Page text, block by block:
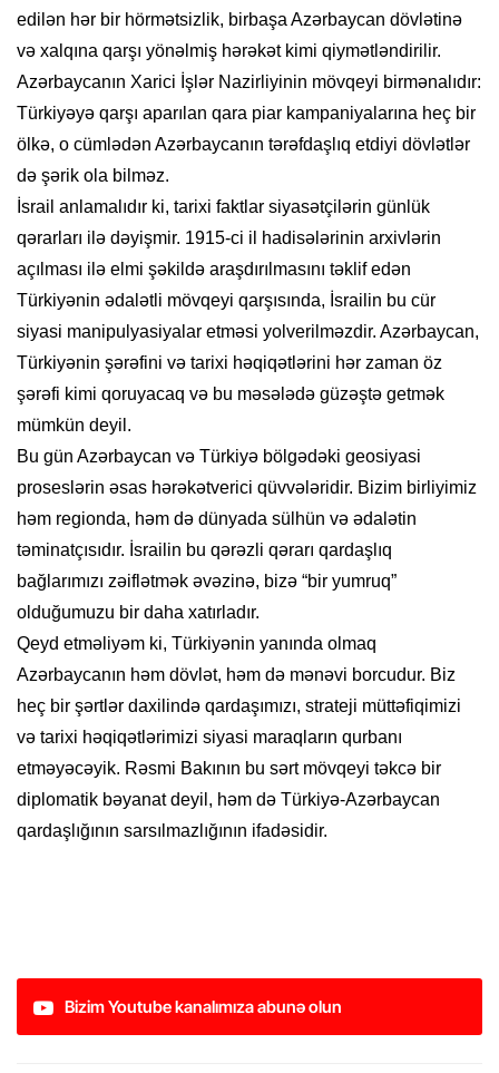
edilən hər bir hörmətsizlik, birbaşa Azərbaycan dövlətinə
və xalqına qarşı yönəlmiş hərəkət kimi qiymətləndirilir.
Azərbaycanın Xarici İşlər Nazirliyinin mövqeyi birmənalıdır:
Türkiyəyə qarşı aparılan qara piar kampaniyalarına heç bir
ölkə, o cümlədən Azərbaycanın tərəfdaşlıq etdiyi dövlətlər
də şərik ola bilməz.
İsrail anlamalıdır ki, tarixi faktlar siyasətçilərin günlük
qərarları ilə dəyişmir. 1915-ci il hadisələrinin arxivlərin
açılması ilə elmi şəkildə araşdırılmasını təklif edən
Türkiyənin ədalətli mövqeyi qarşısında, İsrailin bu cür
siyasi manipulyasiyalar etməsi yolverilməzdir. Azərbaycan,
Türkiyənin şərəfini və tarixi həqiqətlərini hər zaman öz
şərəfi kimi qoruyacaq və bu məsələdə güzəştə getmək
mümkün deyil.
Bu gün Azərbaycan və Türkiyə bölgədəki geosiyasi
proseslərin əsas hərəkətverici qüvvələridir. Bizim birliyimiz
həm regionda, həm də dünyada sülhün və ədalətin
təminatçısıdır. İsrailin bu qərəzli qərarı qardaşlıq
bağlarımızı zəiflətmək əvəzinə, bizə “bir yumruq”
olduğumuzu bir daha xatırladır.
Qeyd etməliyəm ki, Türkiyənin yanında olmaq
Azərbaycanın həm dövlət, həm də mənəvi borcudur. Biz
heç bir şərtlər daxilində qardaşımızı, strateji müttəfiqimizi
və tarixi həqiqətlərimizi siyasi maraqların qurbanı
etməyəcəyik. Rəsmi Bakının bu sərt mövqeyi təkcə bir
diplomatik bəyanat deyil, həm də Türkiyə-Azərbaycan
qardaşlığının sarsılmazlığının ifadəsidir.
Bizim Youtube kanalımıza abunə olun